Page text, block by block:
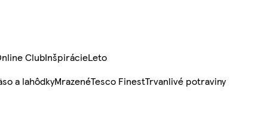
ClubInšpirácieLeto
a lahôdkyMrazenéTesco FinestTrvanlivé potraviny